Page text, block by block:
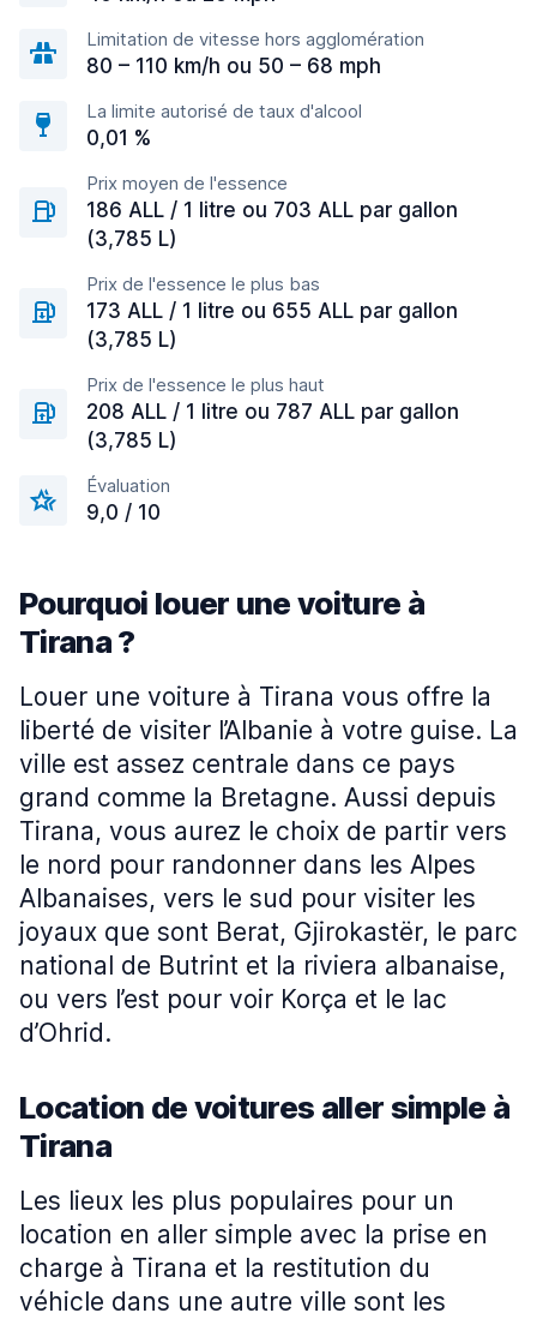
Limitation de vitesse hors agglomération
80 – 110 km/h ou 50 – 68 mph
La limite autorisé de taux d'alcool
0,01 %
Prix moyen de l'essence
186 ALL / 1 litre ou 703 ALL par gallon
(3,785 L)
Prix de l'essence le plus bas
173 ALL / 1 litre ou 655 ALL par gallon
(3,785 L)
Prix de l'essence le plus haut
208 ALL / 1 litre ou 787 ALL par gallon
(3,785 L)
Évaluation
9,0 / 10
Pourquoi louer une voiture à
Tirana ?
Louer une voiture à Tirana vous offre la
liberté de visiter l’Albanie à votre guise. La
ville est assez centrale dans ce pays
grand comme la Bretagne. Aussi depuis
Tirana, vous aurez le choix de partir vers
le nord pour randonner dans les Alpes
Albanaises, vers le sud pour visiter les
joyaux que sont Berat, Gjirokastër, le parc
national de Butrint et la riviera albanaise,
ou vers l’est pour voir Korça et le lac
d’Ohrid.
Location de voitures aller simple à
Tirana
Les lieux les plus populaires pour un
location en aller simple avec la prise en
charge à Tirana et la restitution du
véhicle dans une autre ville sont les